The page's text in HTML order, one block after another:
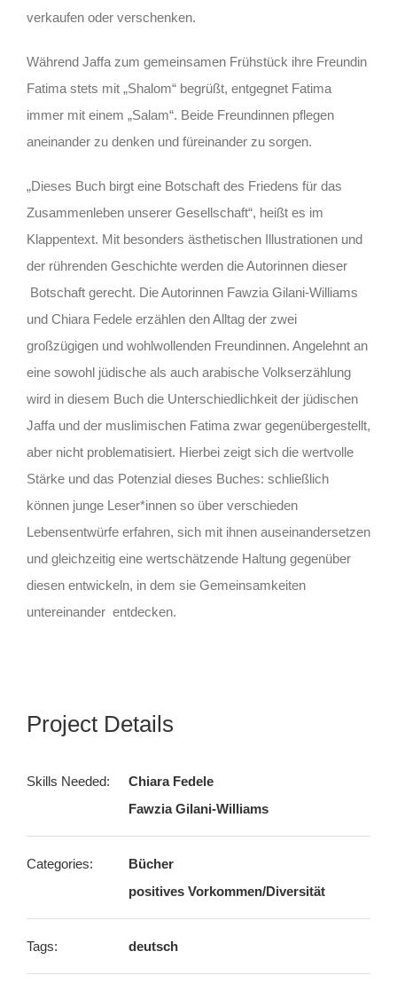
verkaufen oder verschenken.
Während Jaffa zum gemeinsamen Frühstück ihre Freundin
Fatima stets mit „Shalom“ begrüßt, entgegnet Fatima
immer mit einem „Salam“. Beide Freundinnen pflegen
aneinander zu denken und füreinander zu sorgen.
„Dieses Buch birgt eine Botschaft des Friedens für das
Zusammenleben unserer Gesellschaft“, heißt es im
Klappentext. Mit besonders ästhetischen Illustrationen und
der rührenden Geschichte werden die Autorinnen dieser
Botschaft gerecht. Die Autorinnen Fawzia Gilani-Williams
und Chiara Fedele erzählen den Alltag der zwei
großzügigen und wohlwollenden Freundinnen. Angelehnt an
eine sowohl jüdische als auch arabische Volkserzählung
wird in diesem Buch die Unterschiedlichkeit der jüdischen
Jaffa und der muslimischen Fatima zwar gegenübergestellt,
aber nicht problematisiert. Hierbei zeigt sich die wertvolle
Stärke und das Potenzial dieses Buches: schließlich
können junge Leser*innen so über verschieden
Lebensentwürfe erfahren, sich mit ihnen auseinandersetzen
und gleichzeitig eine wertschätzende Haltung gegenüber
diesen entwickeln, in dem sie Gemeinsamkeiten
untereinander entdecken.
Project Details
Skills Needed:
Chiara Fedele
Fawzia Gilani-Williams
Categories:
Bücher
positives Vorkommen/Diversität
Tags: deutsch